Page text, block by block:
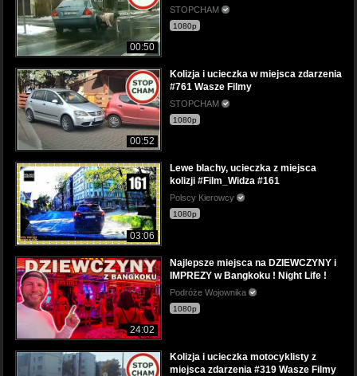
00:50
STOPCHAM
1080p
00:52
Kolizja i ucieczka w miejsca zdarzenia
#761 Wasze Filmy
STOPCHAM
1080p
03:06
Lewe blachy, ucieczka z miejsca
kolizji #Film_Widza #161
Polscy Kierowcy
1080p
24:02
Najlepsze miejsca na DZIEWCZYNY i
IMPREZY w Bangkoku ! Night Life !
Podróże Wojownika
1080p
Kolizja i ucieczka motocyklisty z
miejsca zdarzenia #319 Wasze Filmy